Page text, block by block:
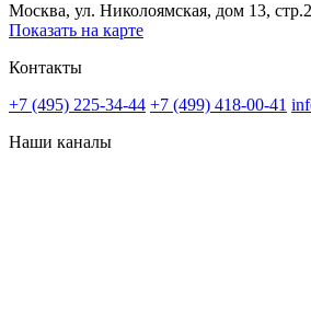
Москва, ул. Николоямская, дом 13, стр.2
Показать на карте
Контакты
+7 (495) 225-34-44 +7 (499) 418-00-41
Наши каналы